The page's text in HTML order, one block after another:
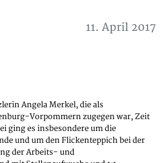
11. April 2017
Angela Merkel, die als
Vorpommern zugegen war, Zeit
ging es insbesondere um die
und um den Flickenteppich bei der
der Arbeits- und